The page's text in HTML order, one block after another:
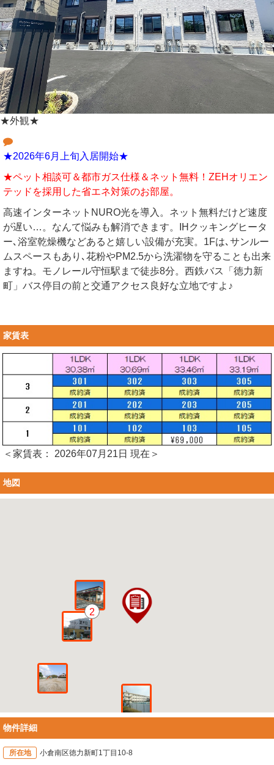
★外観★
★2026年6月上旬入居開始★
★ペット相談可＆都市ガス仕様＆ネット無料！ZEHオリエン
テッドを採用した省エネ対策のお部屋。
高速インターネットNURO光を導入。ネット無料だけど速度
が遅い…。なんて悩みも解消できます。IHクッキングヒータ
ー､浴室乾燥機などあると嬉しい設備が充実。1Fは､サンルー
ムスペースもあり､花粉やPM2.5から洗濯物を守ることも出来
ますね。モノレール守恒駅まで徒歩8分。西鉄バス「徳力新
町」バス停目の前と交通アクセス良好な立地ですよ♪
家賃表
＜家賃表： 2026年07月21日 現在＞
地図
2
物件詳細
所在地 小倉南区徳力新町1丁目10-8